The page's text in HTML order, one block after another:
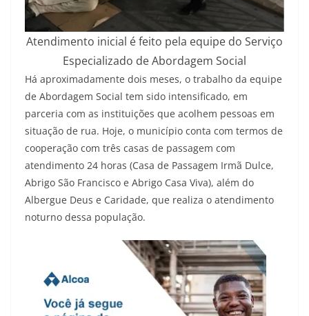
Atendimento inicial é feito pela equipe do Serviço
Especializado de Abordagem Social
Há aproximadamente dois meses, o trabalho da equipe
de Abordagem Social tem sido intensificado, em
parceria com as instituições que acolhem pessoas em
situação de rua. Hoje, o município conta com termos de
cooperação com três casas de passagem com
atendimento 24 horas (Casa de Passagem Irmã Dulce,
Abrigo São Francisco e Abrigo Casa Viva), além do
Albergue Deus e Caridade, que realiza o atendimento
noturno dessa população.